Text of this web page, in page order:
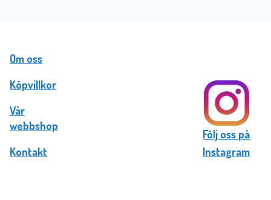
Om oss
Köpvillkor
Vår
webbshop
Kontakt
Följ oss på
Instagram